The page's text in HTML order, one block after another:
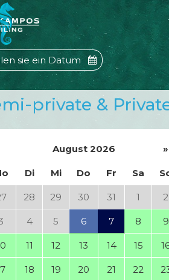
sie ein Datum
private &
August 2026 »
Di Mi Do Fr Sa
28 29 30 31 1 2
4 5 6 7 8 9
11 12 13 14 15
18 19 20 21 22